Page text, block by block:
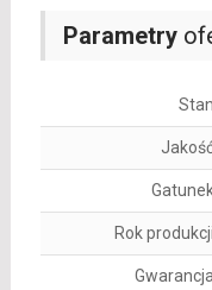
Parametry
Stan
Rok produkcji
Gwarancja